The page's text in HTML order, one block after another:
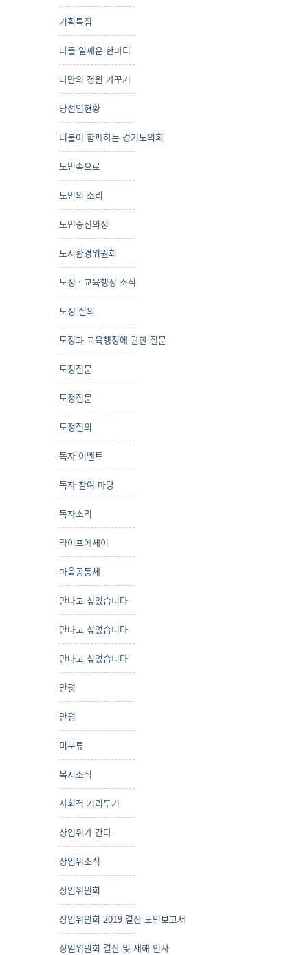
기획특집
나를 일깨운 한마디
나만의 정원 가꾸기
당선인현황
더불어 함께하는 경기도의회
도민속으로
도민의 소리
도민중신의정
도시환경위원회
도정 · 교육행정 소식
도정 질의
도정과 교육행정에 관한 질문
도정질문
도정질문
도정질의
독자 이벤트
독자 참여 마당
독자소리
라이프에세이
마을공동체
만나고 싶었습니다
만나고 싶었습니다
만나고 싶었습니다
만평
만평
미분류
복지소식
사회적 거리두기
상임위가 간다
상임위소식
상임위원회
상임위원회 2019 결산 도민보고서
상임위원회 결산 및 새해 인사